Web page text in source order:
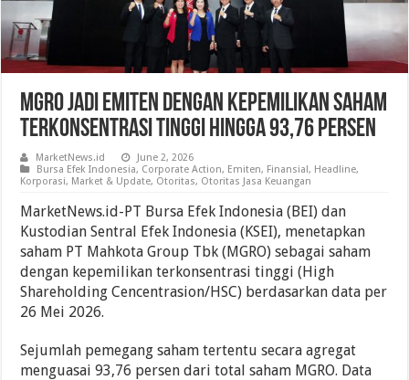
MGRO Jadi Emiten Dengan Kepemilikan Saham
Terkonsentrasi Tinggi Hingga 93,76 Persen
MarketNews.id
June 2, 2026
Bursa Efek Indonesia, Corporate Action, Emiten, Finansial, Headline,
Korporasi, Market & Update, Otoritas, Otoritas Jasa Keuangan
MarketNews.id-PT Bursa Efek Indonesia (BEI) dan
Kustodian Sentral Efek Indonesia (KSEI), menetapkan
saham PT Mahkota Group Tbk (MGRO) sebagai saham
dengan kepemilikan terkonsentrasi tinggi (High
Shareholding Cencentrasion/HSC) berdasarkan data per
26 Mei 2026.
Sejumlah pemegang saham tertentu secara agregat
menguasai 93,76 persen dari total saham MGRO. Data